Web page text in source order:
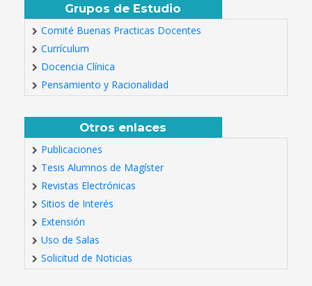
Grupos de Estudio
Comité Buenas Practicas Docentes
Currículum
Docencia Clínica
Pensamiento y Racionalidad
Otros enlaces
Publicaciones
Tesis Alumnos de Magíster
Revistas Electrónicas
Sitios de Interés
Extensión
Uso de Salas
Solicitud de Noticias